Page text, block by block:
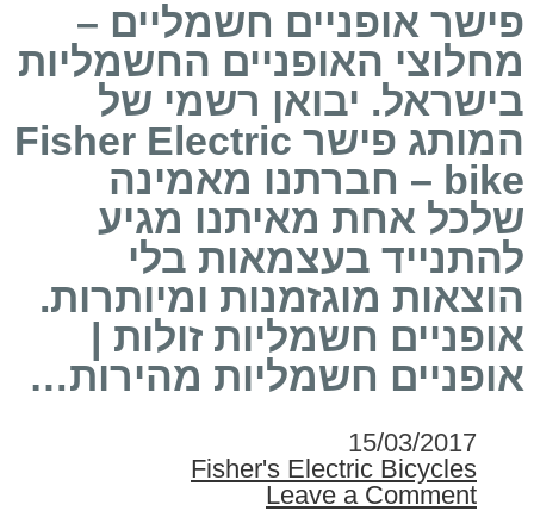
פישר אופניים חשמליים –
מחלוצי האופניים החשמליות
בישראל. יבואן רשמי של
המותג פישר Fisher Electric
bike – חברתנו מאמינה
שלכל אחת מאיתנו מגיע
להתנייד בעצמאות בלי
הוצאות מוגזמנות ומיותרות.
אופניים חשמליות זולות |
אופניים חשמליות מהירות…
15/03/2017
Fisher's Electric Bicycles
Leave a Comment